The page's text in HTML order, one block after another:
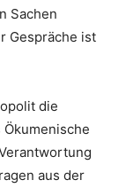
Sachen
Gespräche ist
die
aus der